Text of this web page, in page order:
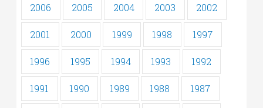
2006 2005 2004 2003 2002
2001 2000 1999 1998 1997
1996 1995 1994 1993 1992
1991 1990 1989 1988 1987